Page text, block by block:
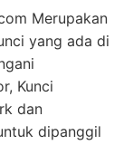
Merupakan
yang ada di
Kunci
dan
dipanggil